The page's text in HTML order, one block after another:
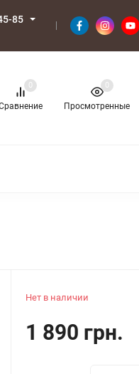
85
0
Просмотренные
0
Нет в наличии
1 890 грн.